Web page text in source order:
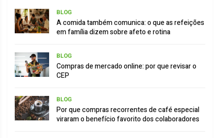
BLOG
A comida também comunica: o que as refeições
em família dizem sobre afeto e rotina
BLOG
Compras de mercado online: por que revisar o
CEP
BLOG
Por que compras recorrentes de café especial
viraram o benefício favorito dos colaboradores